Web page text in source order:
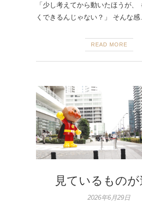
「少し考えてから動いたほうが、
くできるんじゃない？」 そんな感
READ MORE
見ているものが
2026年6月29日